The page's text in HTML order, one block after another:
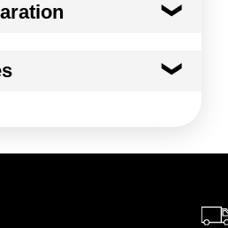
types d'aliments
chaleur
chaleur